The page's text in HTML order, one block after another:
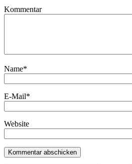
Kommentar
Name*
E-Mail*
Website